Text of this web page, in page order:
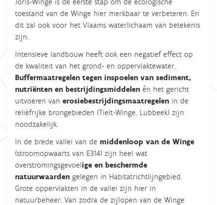
toestand van de Winge hier merkbaar te verbeteren. En
dit zal ook voor het Vlaams waterlichaam van betekenis
zijn.
Intensieve landbouw heeft ook een negatief effect op
de kwaliteit van het grond- en oppervlaktewater.
Buffermaatregelen tegen inspoelen van sediment,
nutriënten en bestrijdingsmiddelen én het gericht
uitvoeren van erosiebestrijdingsmaatregelen in de
reliëfrijke brongebieden (Tielt-Winge, Lubbeek) zijn
noodzakelijk.
In de brede vallei van de middenloop van de Winge
(stroomopwaarts van E314) zijn heel wat
overstromingsgevoelige en beschermde
natuurwaarden gelegen in Habitatrichtlijngebied.
Grote oppervlakten in de vallei zijn hier in
natuurbeheer. Van zodra de zijlopen van de Winge